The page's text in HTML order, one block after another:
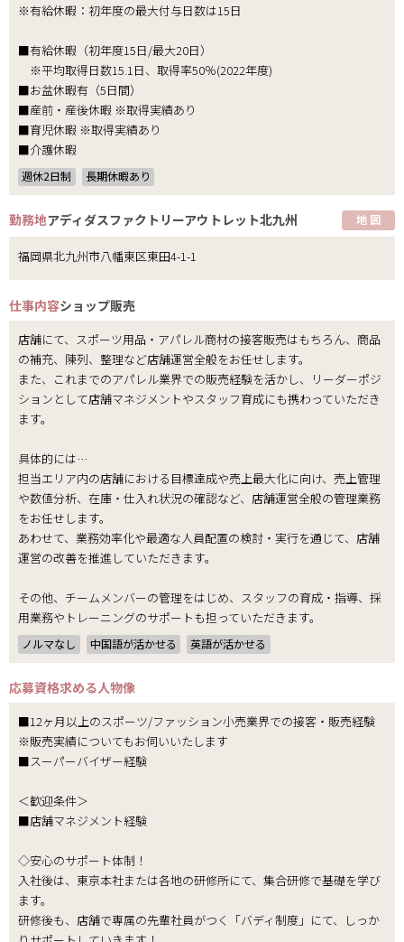
※有給休暇：初年度の最大付与日数は15日
■有給休暇（初年度15日/最大20日）
※平均取得日数15.1日、取得率50％(2022年度)
■お盆休暇有（5日間）
■産前・産後休暇 ※取得実績あり
■育児休暇 ※取得実績あり
■介護休暇
週休2日制 長期休暇あり
勤務地アディダスファクトリーアウトレット北九州 地 図
福岡県北九州市八幡東区東田4-1-1
仕事内容ショップ販売
店舗にて、スポーツ用品・アパレル商材の接客販売はもちろん、商品
の補充、陳列、整理など店舗運営全般をお任せします。
また、これまでのアパレル業界での販売経験を活かし、リーダーポジ
ションとして店舗マネジメントやスタッフ育成にも携わっていただき
ます。
具体的には…
担当エリア内の店舗における目標達成や売上最大化に向け、売上管理
や数値分析、在庫・仕入れ状況の確認など、店舗運営全般の管理業務
をお任せします。
あわせて、業務効率化や最適な人員配置の検討・実行を通じて、店舗
運営の改善を推進していただきます。
その他、チームメンバーの管理をはじめ、スタッフの育成・指導、採
用業務やトレーニングのサポートも担っていただきます。
ノルマなし 中国語が活かせる 英語が活かせる
応募資格求める人物像
■12ヶ月以上のスポーツ/ファッション小売業界での接客・販売経験
※販売実績についてもお伺いいたします
■スーパーバイザー経験
＜歓迎条件＞
■店舗マネジメント経験
◇安心のサポート体制！
入社後は、東京本社または各地の研修所にて、集合研修で基礎を学び
ます。
研修後も、店舗で専属の先輩社員がつく「バディ制度」にて、しっか